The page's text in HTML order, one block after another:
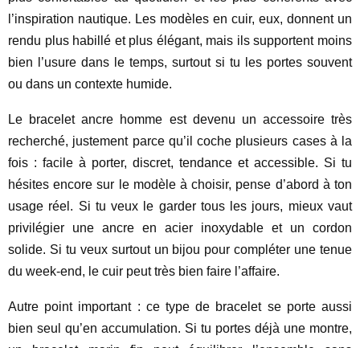
l’inspiration nautique. Les modèles en cuir, eux, donnent un
rendu plus habillé et plus élégant, mais ils supportent moins
bien l’usure dans le temps, surtout si tu les portes souvent
ou dans un contexte humide.
Le bracelet ancre homme est devenu un accessoire très
recherché, justement parce qu’il coche plusieurs cases à la
fois : facile à porter, discret, tendance et accessible. Si tu
hésites encore sur le modèle à choisir, pense d’abord à ton
usage réel. Si tu veux le garder tous les jours, mieux vaut
privilégier une ancre en acier inoxydable et un cordon
solide. Si tu veux surtout un bijou pour compléter une tenue
du week-end, le cuir peut très bien faire l’affaire.
Autre point important : ce type de bracelet se porte aussi
bien seul qu’en accumulation. Si tu portes déjà une montre,